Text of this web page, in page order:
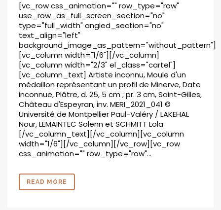
[vc_row css_animation="" row_type="row"
use_row_as_full_screen_section="no"
type="full_width" angled_section="no"
text_align="left"
background_image_as_pattern="without_pattern"]
[vc_column width="1/6"][/vc_column]
[vc_column width="2/3" el_class="cartel"]
[vc_column_text] Artiste inconnu, Moule d'un
médaillon représentant un profil de Minerve, Date
inconnue, Plâtre, d. 25, 5 cm ; pr. 3 cm, Saint-Gilles,
Château d'Espeyran, inv. MERI_2021_041 ©
Université de Montpellier Paul-Valéry / LAKEHAL
Nour, LEMAINTEC Solenn et SCHMITT Lola
[/vc_column_text][/vc_column][vc_column
width="1/6"][/vc_column][/vc_row][vc_row
css_animation="" row_type="row"...
READ MORE